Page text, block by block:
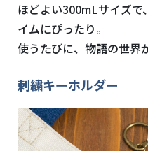
ほどよい300mLサイズで
イムにぴったり。
使うたびに、物語の世界
刺繍キーホルダー